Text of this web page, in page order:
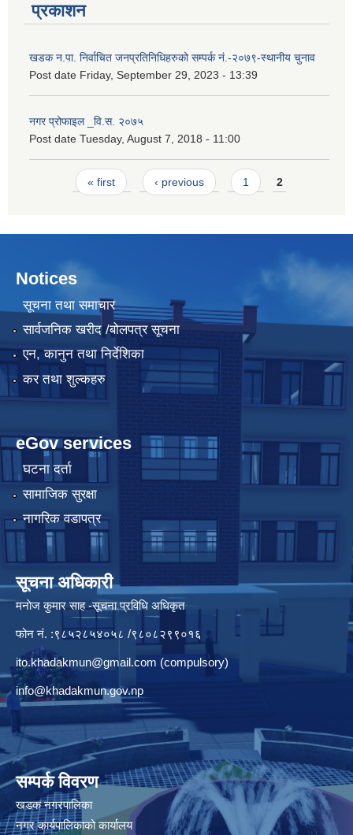
प्रकाशन
खडक न.पा. निर्वाचित जनप्रतिनिधिहरुको सम्पर्क नं.-२०७९-स्थानीय चुनाव
Post date Friday, September 29, 2023 - 13:39
नगर प्रोफाइल _वि.स. २०७५
Post date Tuesday, August 7, 2018 - 11:00
Pages« first ‹ previous 1 2
Notices
सूचना तथा समाचार
सार्वजनिक खरीद /बोलपत्र सूचना
एन, कानुन तथा निर्देशिका
कर तथा शुल्कहरु
eGov services
घटना दर्ता
सामाजिक सुरक्षा
नागरिक वडापत्र
सूचना अधिकारी
मनाेज कुमार साह -सूचना प्रविधि अधिकृत
फोन नं. :९८५२८५४०५८ /९८०८२९९०१६
ito.khadakmun@gmail.com (compulsory)
info@khadakmun.gov.np
सम्पर्क विवरण
खडक नगरपालिका
नगर कार्यपालिकाको कार्यालय